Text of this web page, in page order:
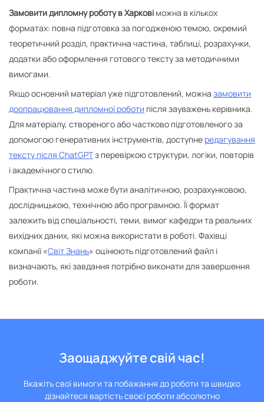
Замовити дипломну роботу в Харкові можна в кількох
форматах: повна підготовка за погодженою темою, окремий
теоретичний розділ, практична частина, таблиці, розрахунки,
додатки або оформлення готового тексту за методичними
вимогами.
Якщо основний матеріал уже підготовлений, можна замовити
доопрацювання дипломної роботи після зауважень керівника.
Для матеріалу, створеного або частково підготовленого за
допомогою генеративних інструментів, доступне редагування
тексту після ChatGPTз перевіркою структури, логіки, повторів
і академічного стилю.
Практична частина може бути аналітичною, розрахунковою,
дослідницькою, технічною або програмною. Її формат
залежить від спеціальності, теми, вимог кафедри та реальних
вихідних даних, які можна використати в роботі. Фахівці
компанії «Світ Знань» оцінюють підготовлений файл і
визначають, які завдання потрібно виконати для завершення
роботи.
Заощаджуйте свій час!
Вкажіть свої вимоги та побажання до роботи та швидко
дізнайтеся вартість своєї роботи абсолютно